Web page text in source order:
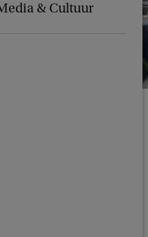
& Cultuur